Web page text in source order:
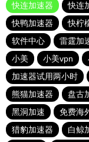
快连加速器
快连
快鸭加速器
快柠
软件中心
雷霆加
小美
小美vpn
加速器试用两小时
熊猫加速器
盘古
黑洞加速
免费海
猎豹加速器
白鲸